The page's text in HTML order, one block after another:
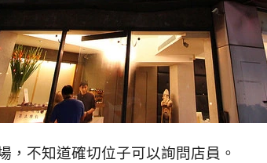
，不知道確切位子可以詢問店員。